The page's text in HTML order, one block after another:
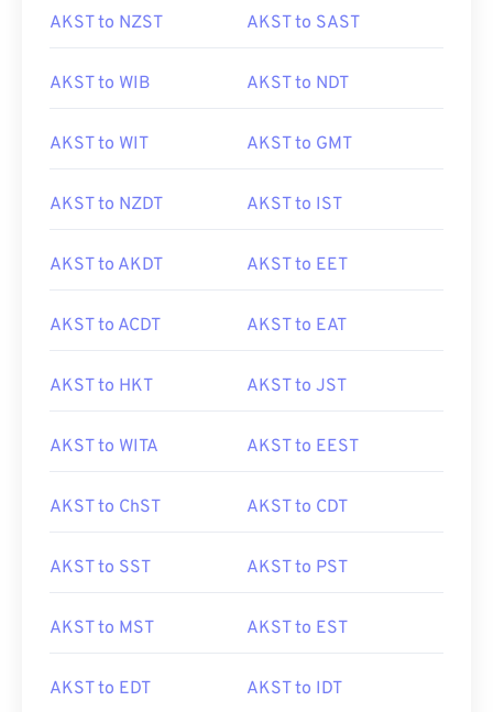
AKST to NZST AKST to SAST
AKST to WIB AKST to NDT
AKST to WIT AKST to GMT
AKST to NZDT AKST to IST
AKST to AKDT AKST to EET
AKST to ACDT AKST to EAT
AKST to HKT AKST to JST
AKST to WITA AKST to EEST
AKST to ChST AKST to CDT
AKST to SST AKST to PST
AKST to MST AKST to EST
AKST to EDT AKST to IDT